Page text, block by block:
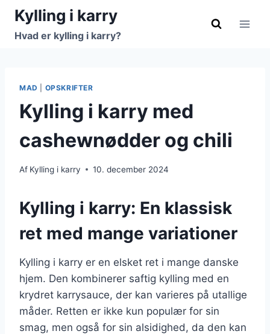
Fortsæt
indhold
Kylling i karry
Hvad er kylling i karry?
MAD OPSKRIFTER
Kylling i karry med
cashewnødder og chili
Af Kylling i karry 10. december 2024
Kylling i karry: En klassisk
ret med mange variationer
Kylling i karry er en elsket ret i mange danske
hjem. Den kombinerer saftig kylling med en
krydret karrysauce, der kan varieres på utallige
måder. Retten er ikke kun populær for sin
smag, men også for sin alsidighed, da den kan